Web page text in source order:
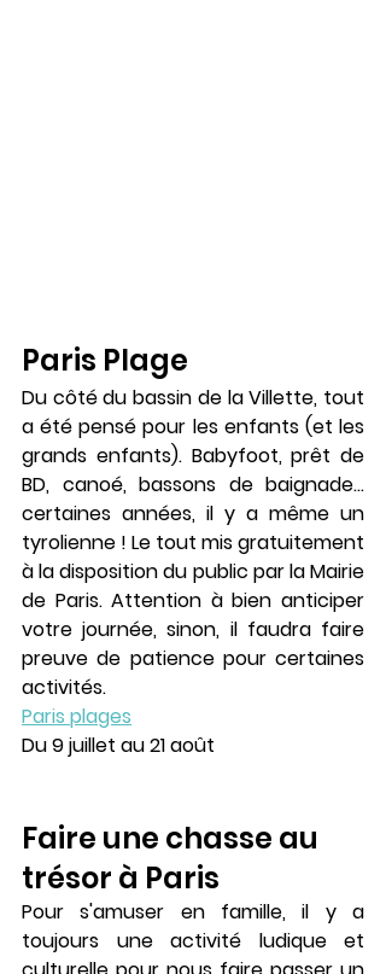
Paris Plage
Du côté du bassin de la Villette, tout
a été pensé pour les enfants (et les
grands enfants). Babyfoot, prêt de
BD, canoé, bassons de baignade...
certaines années, il y a même un
tyrolienne ! Le tout mis gratuitement
à la disposition du public par la Mairie
de Paris. Attention à bien anticiper
votre journée, sinon, il faudra faire
preuve de patience pour certaines
activités.
Paris plages
Du 9 juillet au 21 août
Faire une chasse au
trésor à Paris
Pour s'amuser en famille, il y a
toujours une activité ludique et